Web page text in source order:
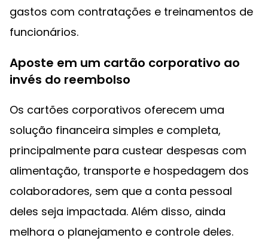
gastos com contratações e treinamentos de
funcionários.
Aposte em um cartão corporativo ao
invés do reembolso
Os cartões corporativos oferecem uma
solução financeira simples e completa,
principalmente para custear despesas com
alimentação, transporte e hospedagem dos
colaboradores, sem que a conta pessoal
deles seja impactada. Além disso, ainda
melhora o planejamento e controle deles.